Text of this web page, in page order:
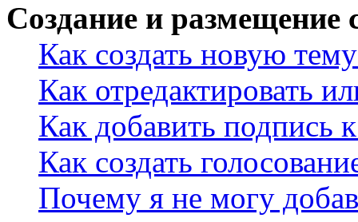
Создание и размещение
Как создать новую
Как отредактировать
Как добавить подпись
Как создать
Почему я не могу